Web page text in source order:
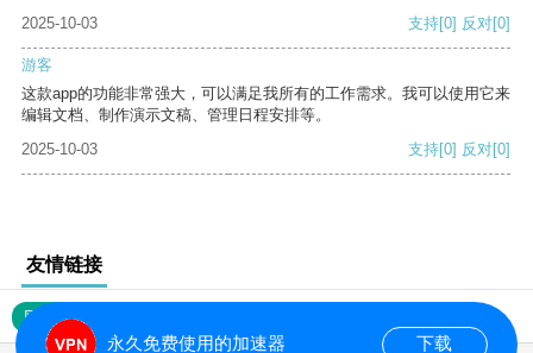
2025-10-03
支持[0] 反对[0]
游客
这款app的功能非常强大，可以满足我所有的工作需求。我可以使用它来
编辑文档、制作演示文稿、管理日程安排等。
2025-10-03
支持[0] 反对[0]
友情链接
网站地图
永久免费使用的加速器 下载